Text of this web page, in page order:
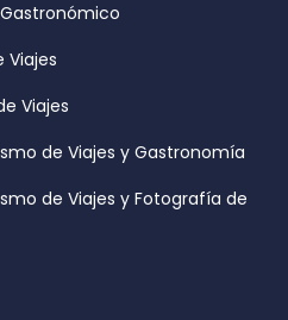
Viajes
Viajes
de Viajes y Gastronomía
de Viajes y Fotografía de